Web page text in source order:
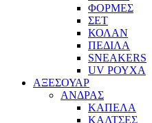
ΦΟΡΜΕΣ
ΣΕΤ
ΚΟΛΑΝ
ΠΕΔΙΛΑ
SNEAKERS
UV ΡΟΥΧΑ
ΑΞΕΣΟΥΑΡ
ΑΝΔΡΑΣ
ΚΑΠΕΛΑ
ΚΑΛΤΣΕΣ